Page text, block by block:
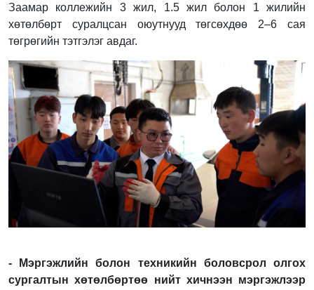
Заамар коллежийн 3 жил, 1.5 жил болон 1 жилийн
хөтөлбөрт суралцсан оюутнууд төгсөхдөө 2–6 сая
төгрөгийн тэтгэлэг авдаг.
- Мэргэжлийн болон техникийн боловсрол олгох
сургалтын хөтөлбөртөө нийт хичнээн мэргэжлээр